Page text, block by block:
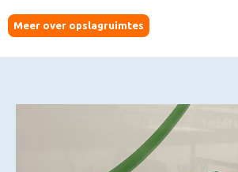
Meer over opslagruimtes